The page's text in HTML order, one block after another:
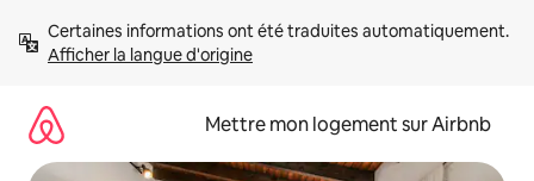
directement
Afficher la langue d'origine
Mettre mon logement sur Airbnb